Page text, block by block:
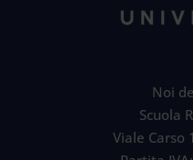
Noi
Scuola
Viale Carso